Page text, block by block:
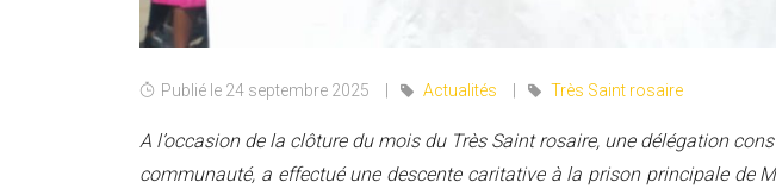
Publié le 24 septembre 2025 Actualités Très Saint rosaire
A l’occasion de la clôture du mois du Très Saint rosaire, une délégation
communauté, a effectué une descente caritative à la prison principale de